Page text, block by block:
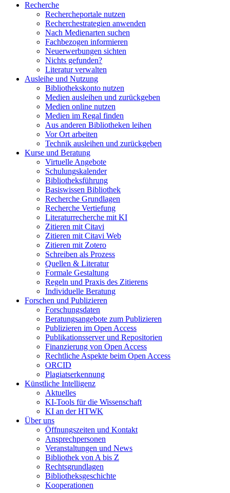
Recherche
Rechercheportale nutzen
Recherchestrategien anwenden
Nach Medienarten suchen
Fachbezogen informieren
Neuerwerbungen sichten
Nichts gefunden?
Literatur verwalten
Ausleihe und Nutzung
Bibliothekskonto nutzen
Medien ausleihen und zurückgeben
Medien online nutzen
Medien im Regal finden
Aus anderen Bibliotheken leihen
Vor Ort arbeiten
Technik ausleihen und zurückgeben
Kurse und Beratung
Virtuelle Angebote
Schulungskalender
Bibliotheksführung
Basiswissen Bibliothek
Recherche Grundlagen
Recherche Vertiefung
Literaturrecherche mit KI
Zitieren mit Citavi
Zitieren mit Citavi Web
Zitieren mit Zotero
Schreiben als Prozess
Quellen & Literatur
Formale Gestaltung
Regeln und Praxis des Zitierens
Individuelle Beratung
Forschen und Publizieren
Forschungsdaten
Beratungsangebote zum Publizieren
Publizieren im Open Access
Publikationsserver und Repositorien
Finanzierung von Open Access
Rechtliche Aspekte beim Open Access
ORCID
Plagiatserkennung
Künstliche Intelligenz
Aktuelles
KI-Tools für die Wissenschaft
KI an der HTWK
Über uns
Öffnungszeiten und Kontakt
Ansprechpersonen
Veranstaltungen und News
Bibliothek von A bis Z
Rechtsgrundlagen
Bibliotheksgeschichte
Kooperationen